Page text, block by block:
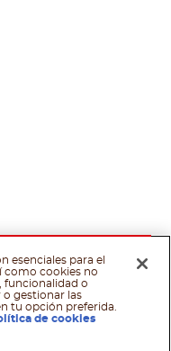
de recetas
esenciales para el
como cookies no
funcionalidad o
o gestionar las
tu opción preferida.
de cookies